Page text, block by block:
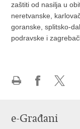
zaštiti od nasilja u
neretvanske,
goranske, splitsko-
podravske i
Facebooku
X-
e-Građani